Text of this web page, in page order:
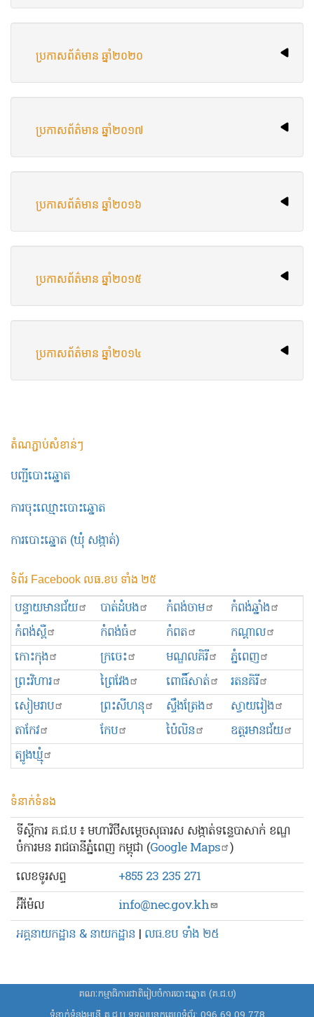
ប្រកាសព័ត៌មាន ឆ្នាំ​២០២០
ប្រកាសព័ត៌មាន​ ឆ្នាំ​២០១៧
ប្រកាសព័ត៌មាន​ ឆ្នាំ​២០១៦
ប្រកាសព័ត៌មាន ឆ្នាំ​២០១៥
ប្រកាស​ព័ត៌មាន ឆ្នាំ​២០១៤
តំណភ្ជាប់សំខាន់ៗ
បញ្ជីបោះឆ្នោត
ការចុះឈ្មោះបោះឆ្នោត
ការបោះឆ្នោត (ឃុំ សង្កាត់)
ទំព័រ Facebook លធ.ខប ទាំង ២៥
បន្ទាយមានជ័យ បាត់ដំបង កំពង់ចាម
កំពង់ឆ្នាំង
កំពង់ស្ពឺ
កំពង់ធំ កំពត
កណ្ដាល
កោះកុង
ក្រចេះ មណ្ឌលគិរី
ភ្នំពេញ
ព្រះ​វិហារ
ព្រៃវែង ពោធិ៍សាត់
រតនគិរី
សៀមរាប
ព្រះសីហនុ ស្ទឹងត្រែង
ស្វាយរៀង
តាកែវ
កែប ប៉ៃលិន
ឧត្ដរមានជ័យ
ត្បូងឃ្មុំ
ទំនាក់ទំនង
ទីស្ដីការ គ.ជ.ប ៖ មហាវិថីសម្ដេចសុធារស សង្កាត់ទន្លេបាសាក់ ខណ្ឌ
ចំការមន រាជធានីភ្នំពេញ កម្ពុជា (Google Maps )
លេខ​ទូរសព្ទ
+855 23 235 271
អ៊ីម៉ែល
info@nec.gov.kh
អគ្គនាយកដ្ឋាន & នាយកដ្ឋាន | លធ.ខប ទាំង ២៥
គណៈកម្មាធិការជាតិរៀបចំការបោះឆ្នោត (គ.ជ.ប)